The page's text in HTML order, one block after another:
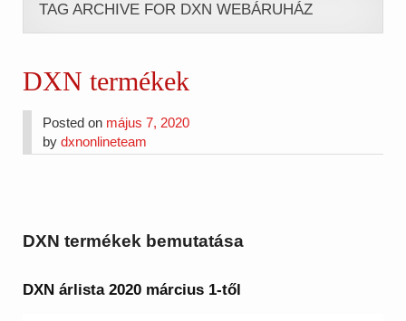
TAG ARCHIVE FOR DXN WEBÁRUHÁZ
DXN termékek
Posted on május 7, 2020
bydxnonlineteam
DXN termékek bemutatása
DXN árlista 2020 március 1-től